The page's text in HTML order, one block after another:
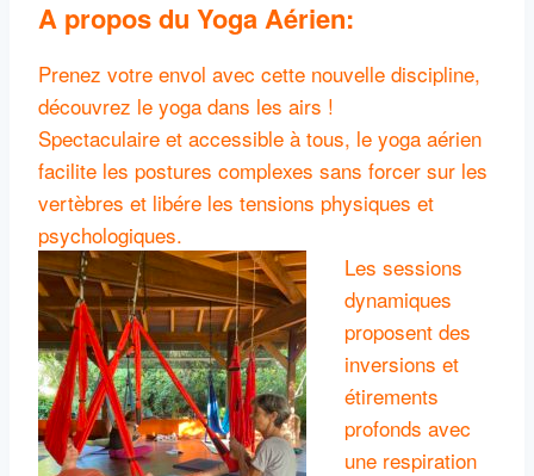
A propos du Yoga Aérien:
Prenez votre envol avec cette nouvelle discipline,
découvrez le yoga dans les airs !
Spectaculaire et accessible à tous, le yoga aérien
facilite les postures complexes sans forcer sur les
vertèbres et libére les tensions physiques et
psychologiques.
Les sessions
dynamiques
proposent des
inversions et
étirements
profonds avec
une respiration